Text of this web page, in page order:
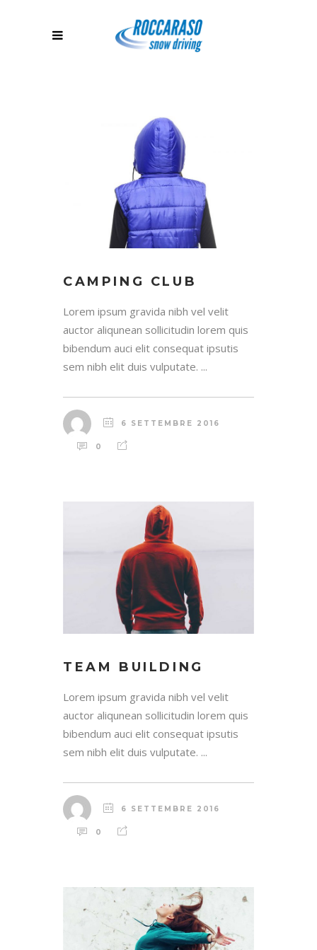
CAMPING CLUB
Lorem ipsum gravida nibh vel velit
auctor aliqunean sollicitudin lorem quis
bibendum auci elit consequat ipsutis
sem nibh elit duis vulputate. ...
6 SETTEMBRE 2016
0
TEAM BUILDING
Lorem ipsum gravida nibh vel velit
auctor aliqunean sollicitudin lorem quis
bibendum auci elit consequat ipsutis
sem nibh elit duis vulputate. ...
6 SETTEMBRE 2016
0